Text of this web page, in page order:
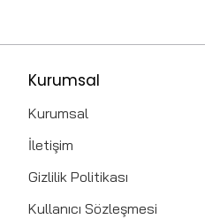
Kurumsal
Kurumsal
İletişim
Gizlilik Politikası
Kullanıcı Sözleşmesi